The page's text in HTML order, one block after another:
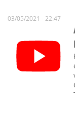
03/05/2021 - 22:47